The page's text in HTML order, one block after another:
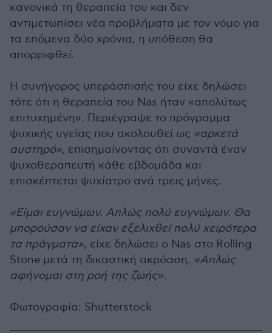
κανονικά τη θεραπεία του και δεν
αντιμετωπίσει νέα προβλήματα με τον νόμο για
τα επόμενα δύο χρόνια, η υπόθεση θα
απορριφθεί.
Η συνήγορος υπεράσπισής του είχε δηλώσει
τότε ότι η θεραπεία του Nas ήταν «απολύτως
επιτυχημένη». Περιέγραψε το πρόγραμμα
ψυχικής υγείας που ακολουθεί ως «αρκετά
αυστηρό», επισημαίνοντας ότι συναντά έναν
ψυχοθεραπευτή κάθε εβδομάδα και
επισκέπτεται ψυχίατρο ανά τρεις μήνες.
«Είμαι ευγνώμων. Απλώς πολύ ευγνώμων. Θα
μπορούσαν να είχαν εξελιχθεί πολύ χειρότερα
τα πράγματα», είχε δηλώσει ο Nas στο Rolling
Stone μετά τη δικαστική ακρόαση. «Απλώς
αφήνομαι στη ροή της ζωής».
Φωτογραφία: Shutterstock